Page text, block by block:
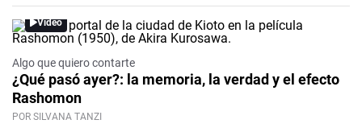
Video
Algo que quiero contarte
¿Qué pasó ayer?: la memoria, la verdad y el efecto
Rashomon
POR SILVANA TANZI